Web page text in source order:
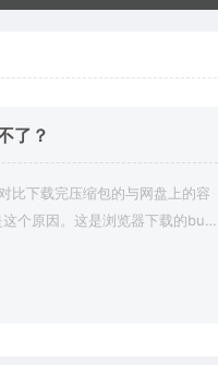
了？
比下载完压缩包的与网盘上的容
个原因。这是浏览器下载的bu